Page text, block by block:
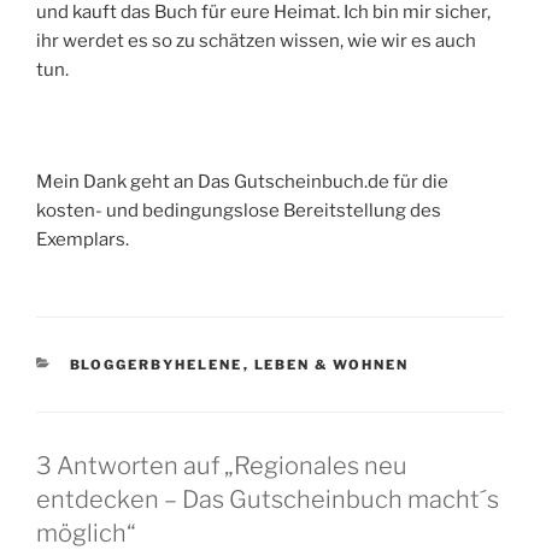
und kauft das Buch für eure Heimat. Ich bin mir sicher,
ihr werdet es so zu schätzen wissen, wie wir es auch
tun.
Mein Dank geht an Das Gutscheinbuch.de für die
kosten- und bedingungslose Bereitstellung des
Exemplars.
KATEGORIEN
BLOGGERBYHELENE , LEBEN & WOHNEN
3 Antworten auf „Regionales neu
entdecken – Das Gutscheinbuch macht´s
möglich“